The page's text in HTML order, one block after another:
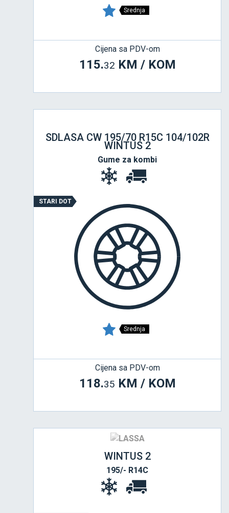
Srednja
Cijena sa PDV-om
115.32 KM / KOM
SDLASA CW 195/70 R15C 104/102R
WINTUS 2
Gume za kombi
STARI DOT
Srednja
Cijena sa PDV-om
118.35 KM / KOM
WINTUS 2
195/- R14C